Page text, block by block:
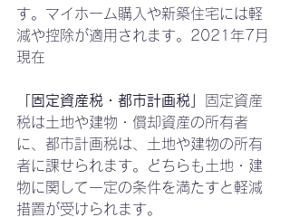
す。マイホーム購入や新築住宅には軽
減や控除が適用されます。2021年7月
現在
「固定資産税・都市計画税」
固定資産
税は土地や建物・償却資産の所有者
に、都市計画税は、土地や建物の所有
者に課せられます。どちらも土地・建
物に関して一定の条件を満たすと軽減
措置が受けられます。